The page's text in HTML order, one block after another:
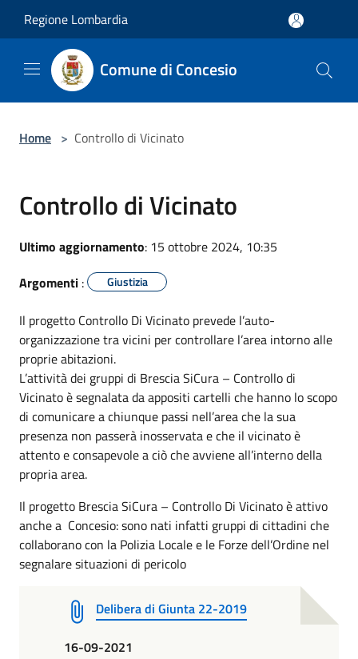
Regione Lombardia
Comune di Concesio
Home > Controllo di Vicinato
Controllo di Vicinato
Ultimo aggiornamento: 15 ottobre 2024, 10:35
Argomenti : Giustizia
Il progetto Controllo Di Vicinato prevede l’auto-
organizzazione tra vicini per controllare l’area intorno alle
proprie abitazioni.
L’attività dei gruppi di Brescia SiCura – Controllo di
Vicinato è segnalata da appositi cartelli che hanno lo scopo
di comunicare a chiunque passi nell’area che la sua
presenza non passerà inosservata e che il vicinato è
attento e consapevole a ciò che avviene all’interno della
propria area.
Il progetto Brescia SiCura – Controllo Di Vicinato è attivo
anche a Concesio: sono nati infatti gruppi di cittadini che
collaborano con la Polizia Locale e le Forze dell’Ordine nel
segnalare situazioni di pericolo
Delibera di Giunta 22-2019
16-09-2021